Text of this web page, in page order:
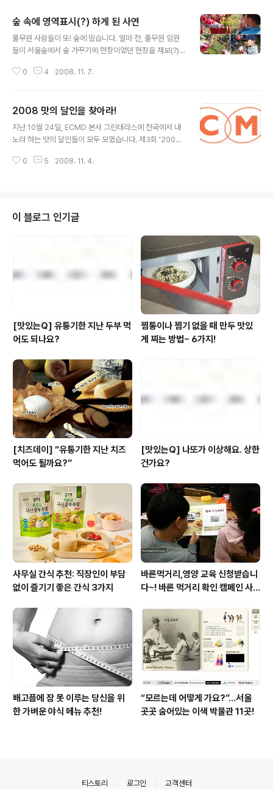
숲 속에 영역표시(?) 하게 된 사연
풀무원 사람들이 또! 숲에 떴습니다. 얼마 전, 풀무원 임원
들이 서울숲에서 숲 가꾸기에 한창이었던 현장을 제보(?)
리 '나누리 동아리' 회원들과 풀무원녹즙, 풀비타 등 숲을
어 더욱 깨끗하고 풍요로운 세상을 만들어가기 위해 다양
한 영역에서 숲 운동을 펼치고 있는 '(사)생명의숲국민운
동'의 도움을 받아 진행되었습니다. 우선, 영종도에 있는 백
들을 칭칭- 감고 있는 칡부터 제거하였습니다. 우리가 건강
0 4 2008. 11. 7.
2008 맛의 달인을 찾아라!
지난 10월 24일, ECMD 본사 그린테라스에 전국에서 내
노라 하는 맛의 달인들이 모두 모였습니다. 제3회 '2008
씨엠디(ECMD)는 풀무원의 원칙에 따라 식재료를 준비하
들의 급식을 책임지고 있는 회사로서 '맛'은 물론 '건강'까
지 고려한 다각적인 심사가 이루어지는, 그야말로 최고의
'맛있는 작품'을 선별하는 조리장들의 축제입니다. 이번 세
번째로 열린 조리 경진 대회에서 전국 각지의 이씨엠디 조
리장들이 출품한 메뉴는 총 350종. 이 중 예선 과정을 거
쳐 선정된 21종의 ..
0 5 2008. 11. 4.
이 블로그 인기글
[맛있는Q] 유통기한 지난 두부 먹
어도 되나요?
찜통이나 찜기 없을 때 만두 맛있
게 찌는 방법~ 6가지!
[치즈데이] “유통기한 지난 치즈
먹어도 될까요?”
[맛있는Q] 나또가 이상해요. 상한
건가요?
사무실 간식 추천: 직장인이 부담
없이 즐기기 좋은 간식 3가지
바른먹거리,영양 교육 신청받습니
다~! 바른 먹거리 확인 캠페인 사
배고픔에 잠 못 이루는 당신을 위
한 가벼운 야식 메뉴 추천!
“모르는데 어떻게 가요?”...서울
곳곳 숨어있는 이색 박물관 11곳!
티스토리 로그인 고객센터